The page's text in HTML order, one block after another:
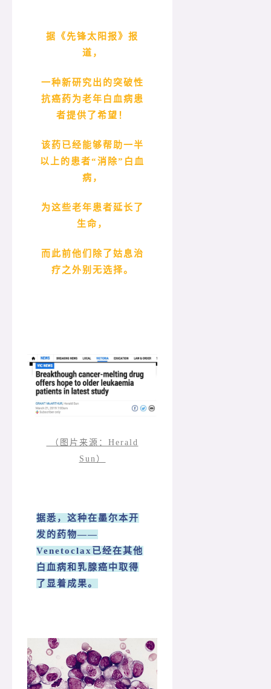
据《先锋太阳报》报
道，
一种新研究出的突破性
抗癌药为老年白血病患
者提供了希望！
该药已经能够帮助一半
以上的患者“消除”白血
病，
为这些老年患者延长了
生命，
而此前他们除了姑息治
疗之外别无选择。
（图片来源：Herald
Sun）
据悉，这种在墨尔本开
发的药物——
Venetoclax已经在其他
白血病和乳腺癌中取得
了显着成果。